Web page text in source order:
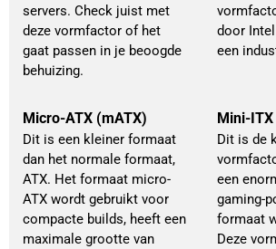
servers. Check juist met
deze vormfactor of het
gaat passen in je beoogde
behuizing.
door
een
Micro-ATX (mATX)
Dit is een kleiner formaat
dan het normale formaat,
ATX. Het formaat micro-
ATX wordt gebruikt voor
compacte builds, heeft een
maximale grootte van
Mini-ITX
Dit is de
een
gaming-
formaat
Deze